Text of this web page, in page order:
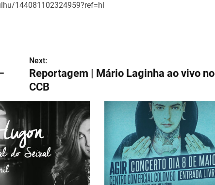
144081102324959?ref=hl
Next:
Reportagem | Mário Laginha ao vivo no
CCB